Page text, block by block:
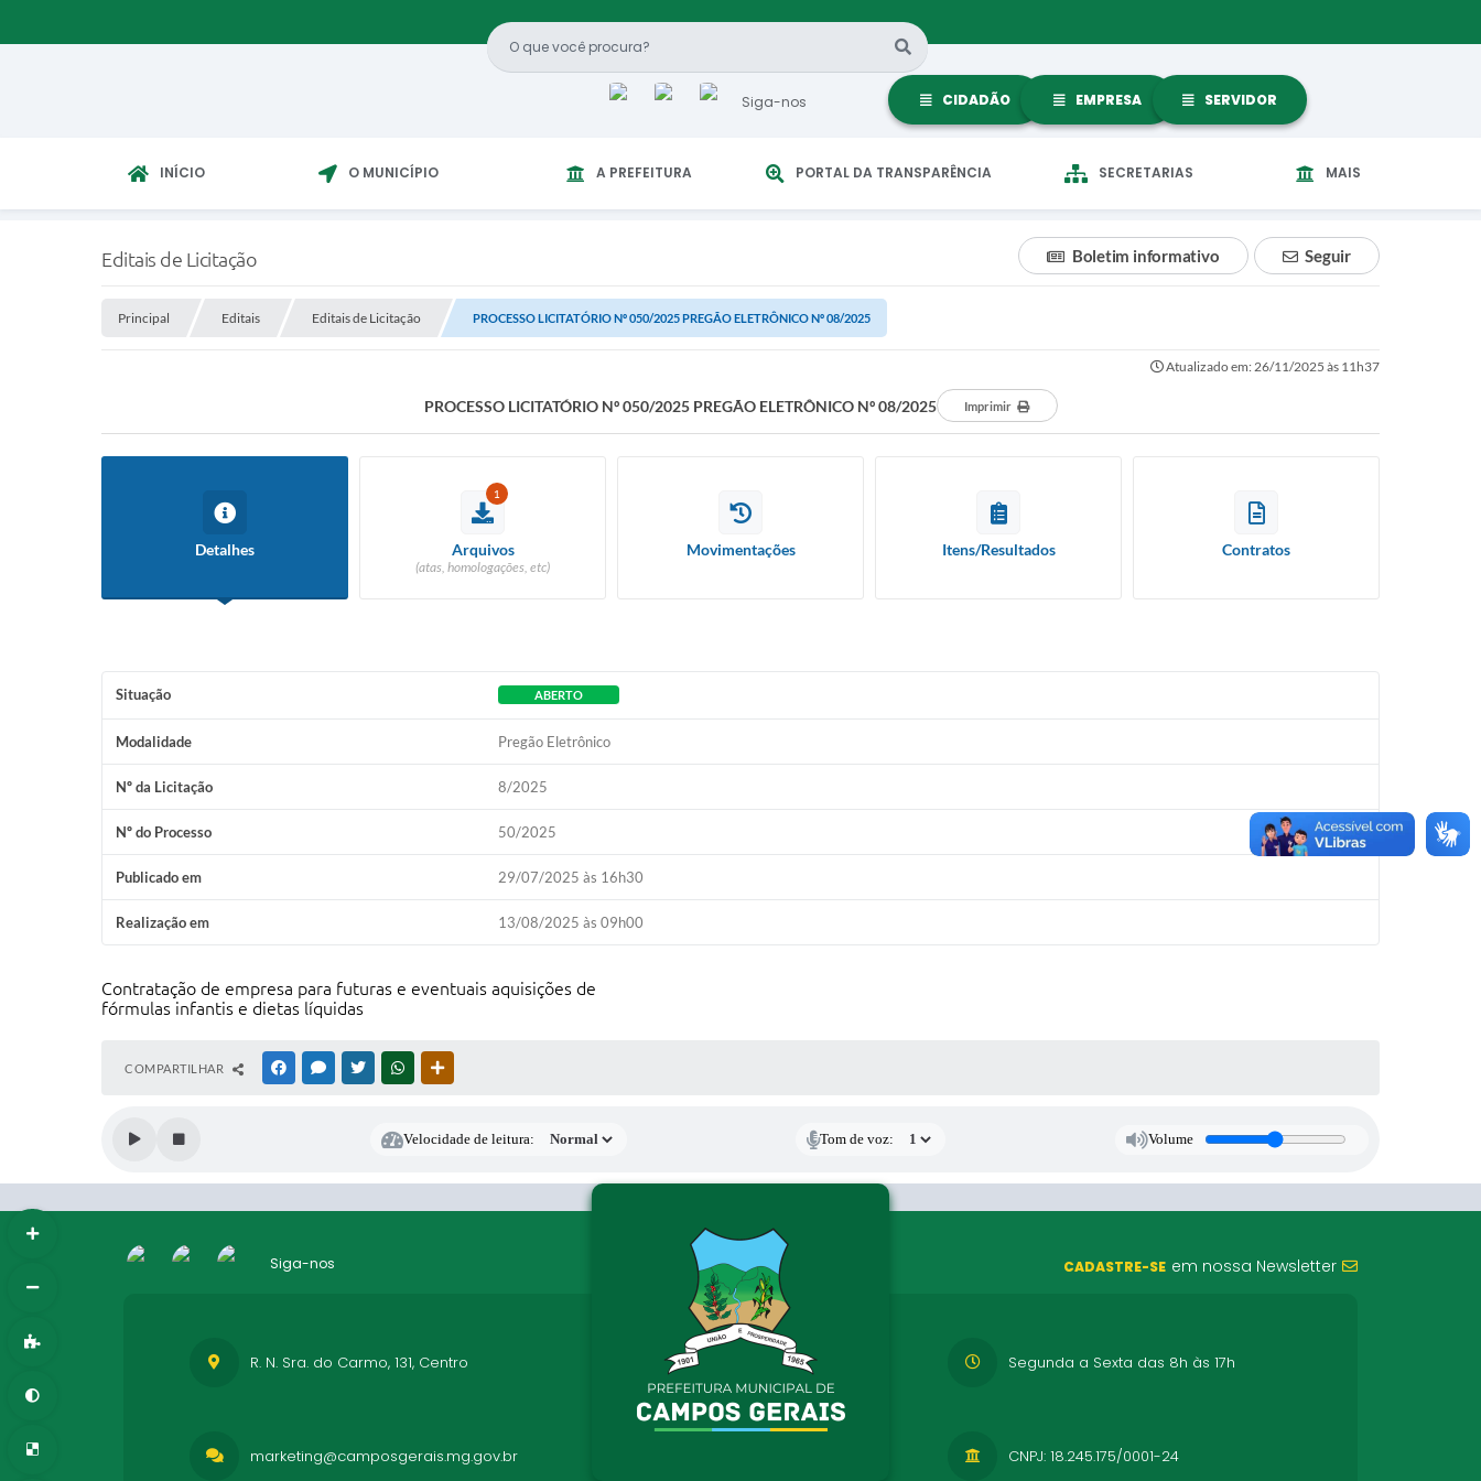
Siga-nos CIDADÃO EMPRESA SERVIDOR
INÍCIO O MUNICÍPIO A PREFEITURA PORTAL DA TRANSPARÊNCIA SECRETARIAS MAIS
Editais de Licitação Seguir
Boletim informativo
Principal Editais Editais de Licitação PROCESSO LICITATÓRIO Nº 050/2025 PREGÃO ELETRÔNICO Nº 08/2025
Atualizado em: 26/11/2025 às 11h37
PROCESSO LICITATÓRIO Nº 050/2025 PREGÃO ELETRÔNICO Nº 08/2025 Imprimir
Detalhes
1
Arquivos
(atas, homologações, etc)
Movimentações Itens/Resultados Contratos
Situação ABERTO
Modalidade Pregão Eletrônico
Nº da Licitação 8/2025
Nº do Processo 50/2025
Publicado em 29/07/2025 às 16h30
Realização em 13/08/2025 às 09h00
Contratação de empresa para futuras e eventuais aquisições de
fórmulas infantis e dietas líquidas
COMPARTILHAR FACEBOOKMESSENGER
TWITTERWHATSAPP
Velocidade de leitura: Tom de voz: Volume
Siga-nos CADASTRE-SE em nossa Newsletter
R. N. Sra. do Carmo, 131, Centro Segunda a Sexta das 8h às 17h
CNPJ: 18.245.175/0001-24
marketing@camposgerais.mg.gov.br